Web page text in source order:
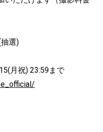
選)
月祝) 23:59まで